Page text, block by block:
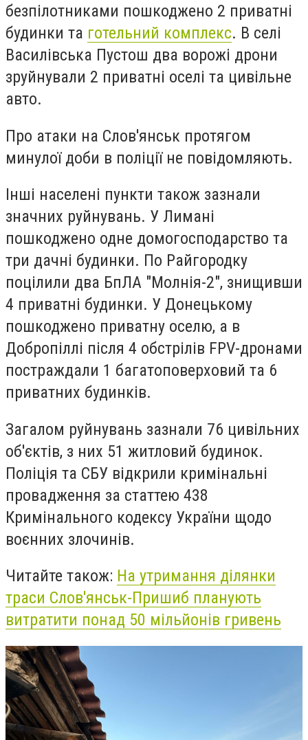
безпілотниками пошкоджено 2 приватні
будинки та готельний комплекс. В селі
Василівська Пустош два ворожі дрони
зруйнували 2 приватні оселі та цивільне
авто.
Про атаки на Слов'янськ протягом
минулої доби в поліції не повідомляють.
Інші населені пункти також зазнали
значних руйнувань. У Лимані
пошкоджено одне домогосподарство та
три дачні будинки. По Райгородку
поцілили два БпЛА "Молнія-2", знищивши
4 приватні будинки. У Донецькому
пошкоджено приватну оселю, а в
Добропіллі після 4 обстрілів FPV-дронами
постраждали 1 багатоповерховий та 6
приватних будинків.
Загалом руйнувань зазнали 76 цивільних
об'єктів, з них 51 житловий будинок.
Поліція та СБУ відкрили кримінальні
провадження за статтею 438
Кримінального кодексу України щодо
воєнних злочинів.
Читайте також: На утримання ділянки
траси Слов'янськ-Пришиб планують
витратити понад 50 мільйонів гривень